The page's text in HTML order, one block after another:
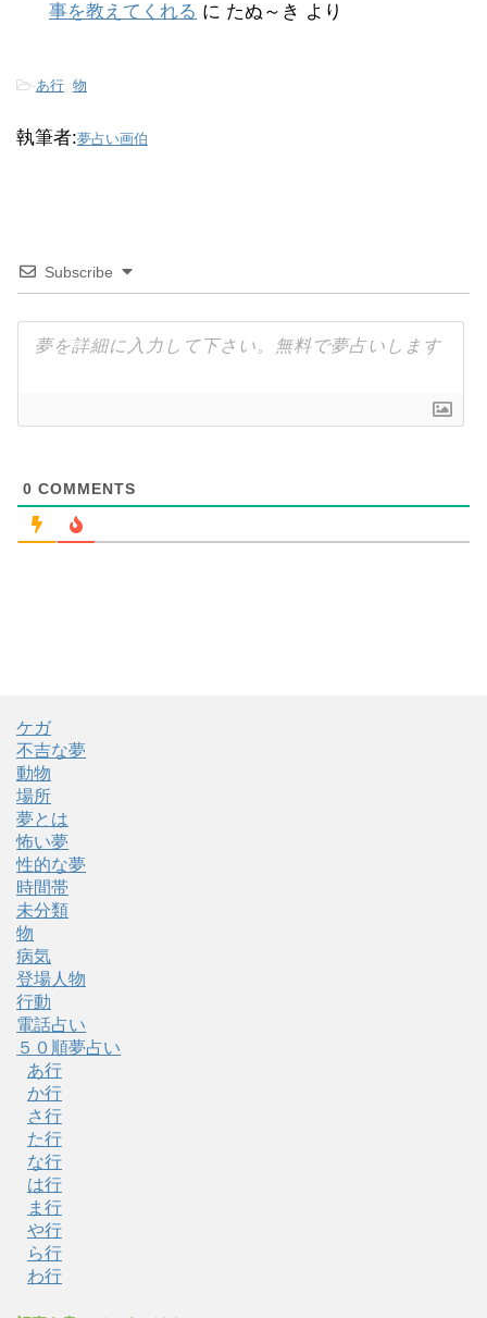
事を教えてくれる に たぬ～き より
-あ行, 物
執筆者:夢占い画伯
Subscribe
0 COMMENTS
ケガ
不吉な夢
動物
場所
夢とは
怖い夢
性的な夢
時間帯
未分類
物
病気
登場人物
行動
電話占い
５０順夢占い
あ行
か行
さ行
た行
な行
は行
ま行
や行
ら行
わ行